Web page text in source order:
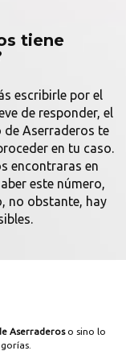
tiene
escribirle por el
de responder, el
de Aserraderos te
en tu caso.
encontraras en
este número,
no obstante, hay
Aserraderos o sino lo